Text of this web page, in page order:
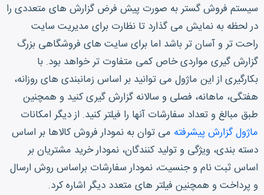
سیستم فروش گستر به صورت پیش فرض گزارش های متعددی را
در لحظه به نمایش می گذارد تا نظارت برای مدیریت سایت
راحت تر و آسان تر باشد اما برای سایت های فروشگاهی بزرگ
گزارش گیری مواردی خاص کمی متفاوت تر خواهد بود. با
بکارگیری از این ماژول می توانید بر اساس زمانبندی های روزانه،
هفتگی، ماهانه، فصلی و سالانه گزارش گیری کنید و همچنین
طبق مبالغ و تعداد سفارشات آنها را فیلتر کنید. از دیگر امکانات
ماژول گزارش پیشرفته می توان به نمودار فروش کالاها بر اساس
دسته بندی، ویژگی و تولید کنندگان، نمودار خرید مشتریان بر
اساس ثبت نام و جنسیت، نمودار سفارشات براساس روش ارسال
و پرداخت و همچنین فیلتر های متعدد دیگر اشاره کرد.